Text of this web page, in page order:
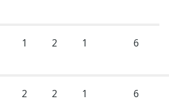
1 2 1 6
2 2 1 6